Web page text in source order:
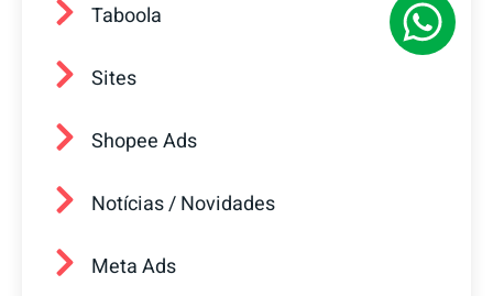
Taboola
Sites
Shopee Ads
Notícias / Novidades
Meta Ads